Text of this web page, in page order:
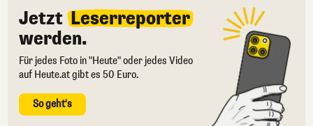
Jetzt Leserreporter
werden.
Für jedes Foto in "Heute" oder jedes Video
auf Heute.at gibt es 50 Euro.
So geht's